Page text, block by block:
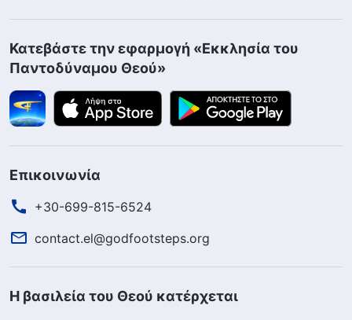
Κατεβάστε την εφαρμογή «Εκκλησία του
Παντοδύναμου Θεού»
Επικοινωνία
+30-699-815-6524
contact.el@godfootsteps.org
Η βασιλεία του Θεού κατέρχεται